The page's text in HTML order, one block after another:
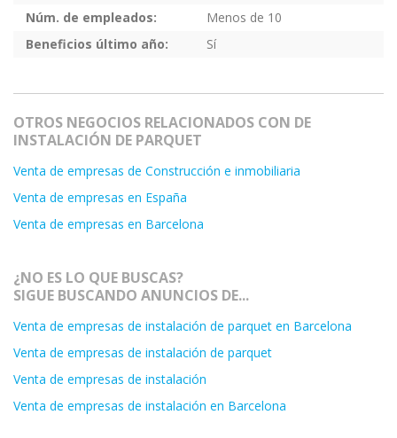
Núm. de empleados:
Menos de 10
Beneficios último año:
Sí
OTROS NEGOCIOS RELACIONADOS CON DE
INSTALACIÓN DE PARQUET
Venta de empresas de Construcción e inmobiliaria
Venta de empresas en España
Venta de empresas en Barcelona
¿NO ES LO QUE BUSCAS?
SIGUE BUSCANDO ANUNCIOS DE...
Venta de empresas de instalación de parquet en Barcelona
Venta de empresas de instalación de parquet
Venta de empresas de instalación
Venta de empresas de instalación en Barcelona